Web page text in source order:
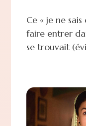
Ce « je ne
faire entrer
se trouvait